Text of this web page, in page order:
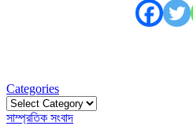
Categories
Categories
সাম্প্রতিক সংবাদ